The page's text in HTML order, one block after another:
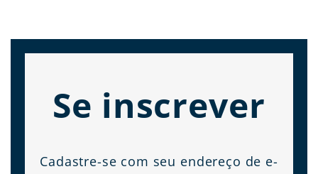
Se inscrever
Cadastre-se com seu endereço de e-